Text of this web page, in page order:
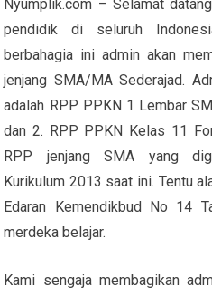
Nyumplik.com – Selamat
pendidik di seluruh
berbahagia ini admin akan
jenjang SMA/MA Sederajad.
adalah RPP PPKN 1 Lembar
dan 2. RPP PPKN Kelas 11
RPP jenjang SMA yang
Kurikulum 2013 saat ini. Tentu
Edaran Kemendikbud No 14
merdeka belajar.
Kami sengaja membagikan